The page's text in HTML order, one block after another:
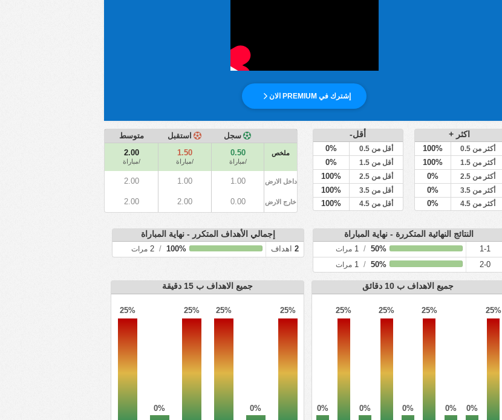
إشترك في PREMIUM الان
سجل استقبل متوسط
ملخص 0.50
/مباراة
1.50
/مباراة
2.00
/مباراة
داخل الارض 1.00
1.00
2.00
خارج الارض 0.00
2.00
2.00
اكثر +
أكثر من 0.5 100%
أكثر من 1.5 100%
أكثر من 2.5 0%
أكثر من 3.5 0%
أكثر من 4.5 0%
أقل-
أقل من 0.5 0%
أقل من 1.5 0%
أقل من 2.5 100%
أقل من 3.5 100%
أقل من 4.5 100%
النتائج النهائية المتكررة - نهاية المباراة
1-1
50%
/
1 مرات
2-0
50%
/ مرات
إجمالي الأهداف المتكرر - نهاية المباراة
2 اهداف 100%
/
2 مرات
جميع الاهداف ب 10 دقائق
0%
25%
0%
25%
0%
25%
0% 0%
25%
جميع الاهداف ب 15 دقيقة
25%
0%
25% 25%
0%
25%